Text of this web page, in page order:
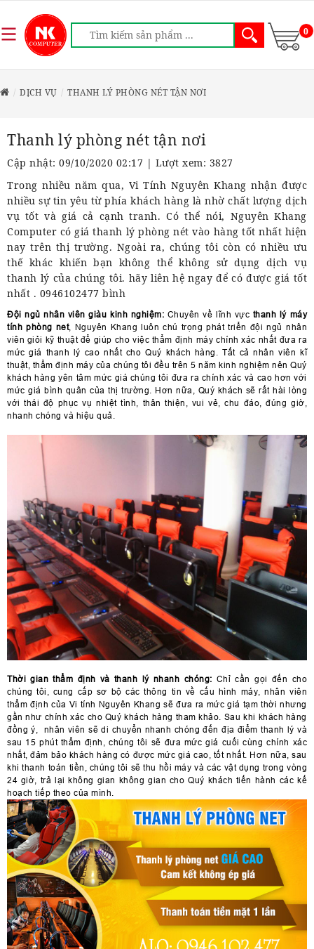
0
DỊCH VỤ THANH LÝ PHÒNG NÉT TẬN NƠI
Thanh lý phòng nét tận nơi
Cập nhật: 09/10/2020 02:17 | Lượt xem: 3827
Trong nhiều năm qua, Vi Tính Nguyên Khang nhận được
nhiều sự tin yêu từ phía khách hàng là nhờ chất lượng dịch
vụ tốt và giá cả cạnh tranh. Có thể nói, Nguyên Khang
Computer có giá thanh lý phòng nét vào hàng tốt nhất hiện
nay trên thị trường. Ngoài ra, chúng tôi còn có nhiều ưu
thế khác khiến bạn không thể không sử dụng dịch vụ
thanh lý của chúng tôi. hãy liên hệ ngay để có được giá tốt
nhất . 0946102477 bình
Đội ngủ nhân viên giàu kinh nghiệm: Chuyên về lĩnh vực thanh lý máy
tính phòng net, Nguyên Khang luôn chú trọng phát triển đội ngủ nhân
viên giỏi kỹ thuật để giúp cho việc thẩm định máy chính xác nhất đưa ra
mức giá thanh lý cao nhất cho Quý khách hàng. Tất cả nhân viên kĩ
thuật, thẩm định máy của chúng tôi đều trên 5 năm kinh nghiệm nên Quý
khách hàng yên tâm mức giá chúng tôi đưa ra chính xác và cao hơn với
mức giá bình quân của thị trường. Hơn nữa, Quý khách sẽ rất hài lòng
với thái độ phục vụ nhiệt tình, thân thiện, vui vẻ, chu đáo, đúng giờ,
nhanh chóng và hiệu quả.
Thời gian thẩm định và thanh lý nhanh chóng: Chỉ cần gọi đến cho
chúng tôi, cung cấp sơ bộ các thông tin về cấu hình máy, nhân viên
thẩm định của Vi tính Nguyên Khang sẽ đưa ra mức giá tạm thời nhưng
gần như chính xác cho Quý khách hàng tham khảo. Sau khi khách hàng
đồng ý, nhân viên sẽ di chuyển nhanh chóng đến địa điểm thanh lý và
sau 15 phút thẩm định, chúng tôi sẽ đưa mức giá cuối cùng chính xác
nhất, đảm bảo khách hàng có được mức giá cao, tốt nhất. Hơn nữa, sau
khi thanh toán tiền, chúng tôi sẽ thu hồi máy và các vật dụng trong vòng
24 giờ, trả lại không gian không gian cho Quý khách tiến hành các kế
hoạch tiếp theo của mình.